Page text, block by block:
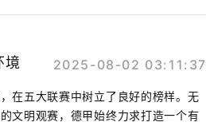
境 2025-08-02 03:11:37
在五大联赛中树立了良好的榜样。无
文明观赛，德甲始终力求打造一个有